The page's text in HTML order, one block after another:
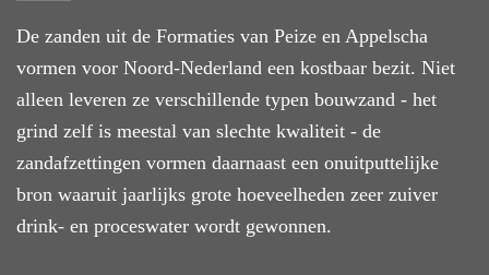
De zanden uit de Formaties van Peize en Appelscha
vormen voor Noord-Nederland een kostbaar bezit. Niet
alleen leveren ze verschillende typen bouwzand - het
grind zelf is meestal van slechte kwaliteit - de
zandafzettingen vormen daarnaast een onuitputtelijke
bron waaruit jaarlijks grote hoeveelheden zeer zuiver
drink- en proceswater wordt gewonnen.